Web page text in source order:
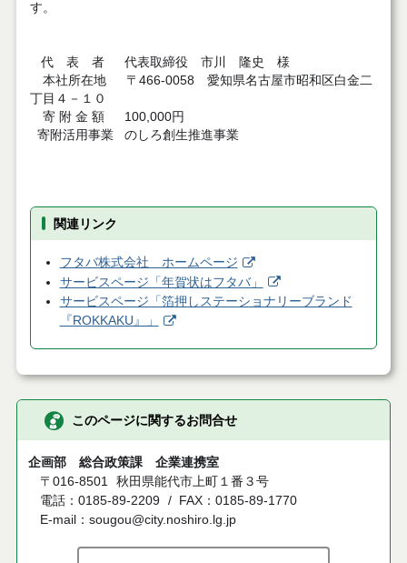
す。
代 表 者 代表取締役 市川 隆史 様
本社所在地 〒466-0058 愛知県名古屋市昭和区白金二
丁目４－１０
寄 附 金 額 100,000円
寄附活用事業 のしろ創生推進事業
関連リンク
フタバ株式会社 ホームページ
サービスページ「年賀状はフタバ」
サービスページ「箔押しステーショナリーブランド
『ROKKAKU』」
このページに関するお問合せ
企画部 総合政策課 企業連携室
〒016-8501
秋田県能代市上町１番３号
電話：0185-89-2209
FAX：0185-89-1770
E-mail：sougou@city.noshiro.lg.jp